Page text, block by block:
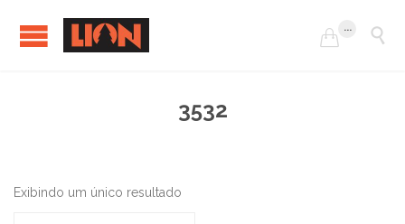

... 
3532
Exibindo um único resultado